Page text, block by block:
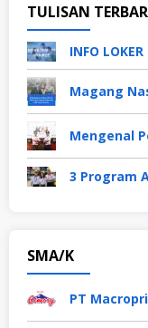
TULISAN
INFO
SMA/K
PT